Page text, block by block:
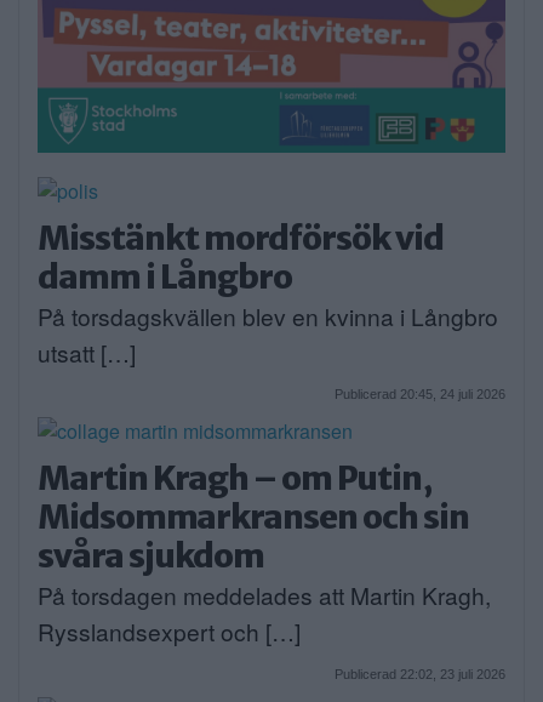
Misstänkt mordförsök vid
damm i Långbro
På torsdagskvällen blev en kvinna i Långbro
utsatt […]
Publicerad 20:45, 24 juli 2026
Martin Kragh – om Putin,
Midsommarkransen och sin
svåra sjukdom
På torsdagen meddelades att Martin Kragh,
Rysslandsexpert och […]
Publicerad 22:02, 23 juli 2026